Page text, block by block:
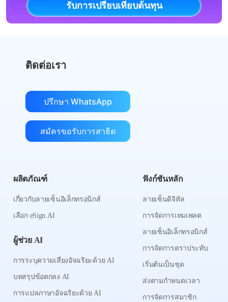
รับการเปรียบเทียบต้นทุน
ติดต่อเรา
ปรึกษา WhatsApp
สมัครขอรับการสาธิต
ผลิตภัณฑ์
เกี่ยวกับลายเซ็นอิเล็กทรอนิกส์
เลือก eSign.AI
ผู้ช่วย AI
การระบุความเสี่ยงอัจฉริยะด้วย AI
บทสรุปข้อตกลง AI
การแปลภาษาอัจฉริยะด้วย AI
ฟังก์ชันหลัก
ลายเซ็นดิจิทัล
การจัดการเทมเพลต
ลายเซ็นอิเล็กทรอนิกส์
การจัดการตราประทับ
เริ่มต้นเป็นชุด
ส่งตามกำหนดเวลา
การจัดการสมาชิก